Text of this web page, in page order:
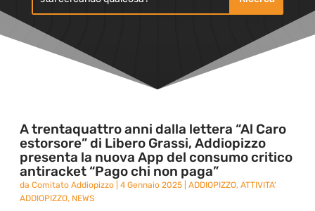
A trentaquattro anni dalla lettera “Al Caro
estorsore” di Libero Grassi, Addiopizzo
presenta la nuova App del consumo critico
antiracket “Pago chi non paga”
daComitato Addiopizzo |4 Gennaio 2025 |ADDIOPIZZO,ATTIVITA'
ADDIOPIZZO, NEWS